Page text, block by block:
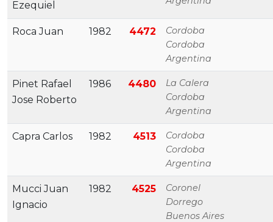
Ezequiel
Roca Juan 1982 4472
Cordoba
Cordoba
Argentina
Pinet Rafael
Jose Roberto
1986 4480
La Calera
Cordoba
Argentina
Capra Carlos 1982 4513
Cordoba
Cordoba
Argentina
Mucci Juan
Ignacio
1982 4525
Coronel
Dorrego
Buenos Aires